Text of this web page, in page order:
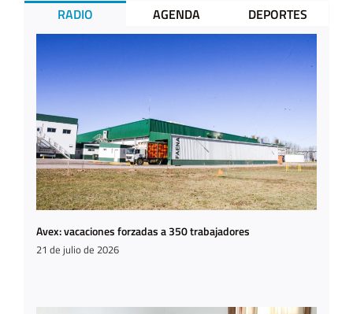
RADIO AGENDA DEPORTES
Avex: vacaciones forzadas a 350 trabajadores
21 de julio de 2026